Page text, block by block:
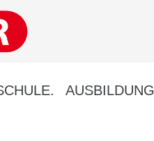
AUSBILDUNG